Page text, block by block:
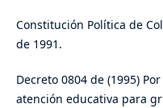
Constitución Política de
de 1991.
Decreto 0804 de (1995)
atención educativa para